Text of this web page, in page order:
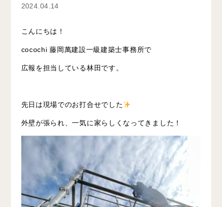
2024.04.14
こんにちは！
cocochi 藤岡萬建設一級建築士事務所で
広報を担当している林田です。
先日は現場でのお打合せでした
外壁が張られ、一気に家らしくなってきました！